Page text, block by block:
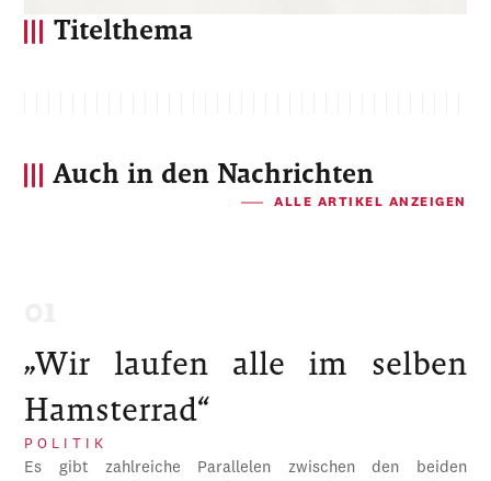
Titelthema
Auch in den Nachrichten
ALLE ARTIKEL ANZEIGEN
„Wir laufen alle im selben
Hamsterrad“
POLITIK
Es gibt zahlreiche Parallelen zwischen den beiden